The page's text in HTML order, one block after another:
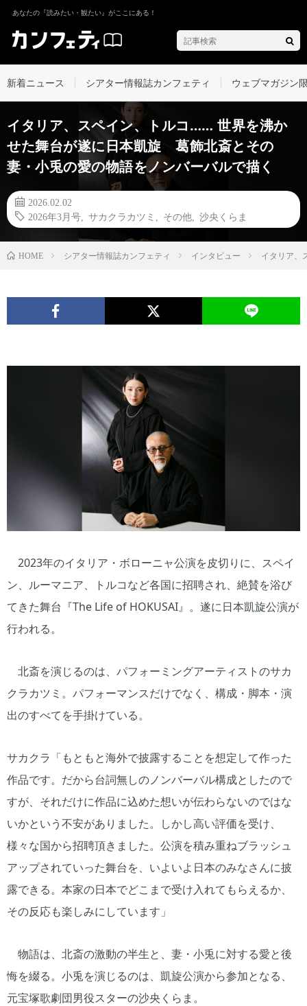
あなたの『読みたい・観たい』がここにある！
新着ニュース シアター情報誌カンフェティ ウェブマガジン
イタリア、スペイン、トルコ…… 世界を沸か
せた舞台が遂に日本凱旋 葛飾北斎とその
妻・小兎の愛の物語をノンバーバルで描く
2026.02.02
2026年3月号
サカクラカツミ その他 沙央くらま
HOME シアター情報誌カンフェティ インタビュー イタリア、
2023年のイタリア・ボローニャ公演を皮切りに、スペイ
ン、ルーマニア、トルコなど各国に招聘され、絶賛を浴び
てきた舞台『The Life of HOKUSAI』。遂に日本凱旋公演が
行われる。
北斎を演じるのは、パフォーミングアーティストのサカ
クラカツミ。パフォーマンスだけでなく、構成・脚本・演
出のすべてを手掛けている。
サカクラ「もともと海外で披露することを想定して作った
作品です。だから台詞無しのノンバーバル構成としたので
すが、それだけに作品に込めた想いが伝わらないのではな
いかという不安がありました。しかし高い評価を受け、
様々な国から招聘頂きました。公演を積み重ねブラッシュ
アップされていった舞台を、いよいよ日本のみなさんに披
露できる。本家の日本でどこまで受け入れてもらえるか、
その反応も楽しみにしています」
物語は、北斎の激動の半生と、妻・小兎に対する愛と後
悔を綴る。小兎を演じるのは、凱旋公演から参加となる、
元宝塚歌劇団男役スターの沙央くらま。